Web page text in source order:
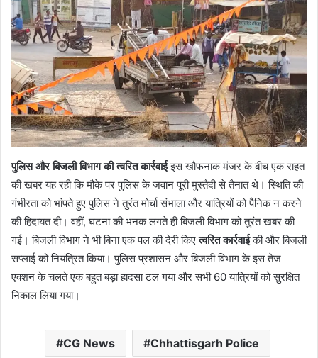
पुलिस और बिजली विभाग की त्वरित कार्रवाईइस खौफनाक मंजर के बीच एक राहत
की खबर यह रही कि मौके पर पुलिस के जवान पूरी मुस्तैदी से तैनात थे। स्थिति की
गंभीरता को भांपते हुए पुलिस ने तुरंत मोर्चा संभाला और यात्रियों को पैनिक न करने
की हिदायत दी। वहीं, घटना की भनक लगते ही बिजली विभाग को तुरंत खबर की
गई। बिजली विभाग ने भी बिना एक पल की देरी किएत्वरित कार्रवाईकी और बिजली
सप्लाई को नियंत्रित किया। पुलिस प्रशासन और बिजली विभाग के इस तेज
एक्शन के चलते एक बहुत बड़ा हादसा टल गया और सभी 60 यात्रियों को सुरक्षित
निकाल लिया गया।
CG News Chhattisgarh Police